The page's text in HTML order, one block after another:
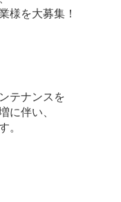
様を大募集！
テナンスを
に伴い、
。